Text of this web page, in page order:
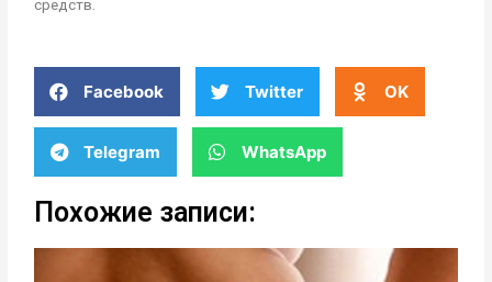
средств.
Facebook Twitter OK
Telegram WhatsApp
Похожие записи: